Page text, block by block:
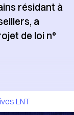
résidant à
a
de loi n°
LNT